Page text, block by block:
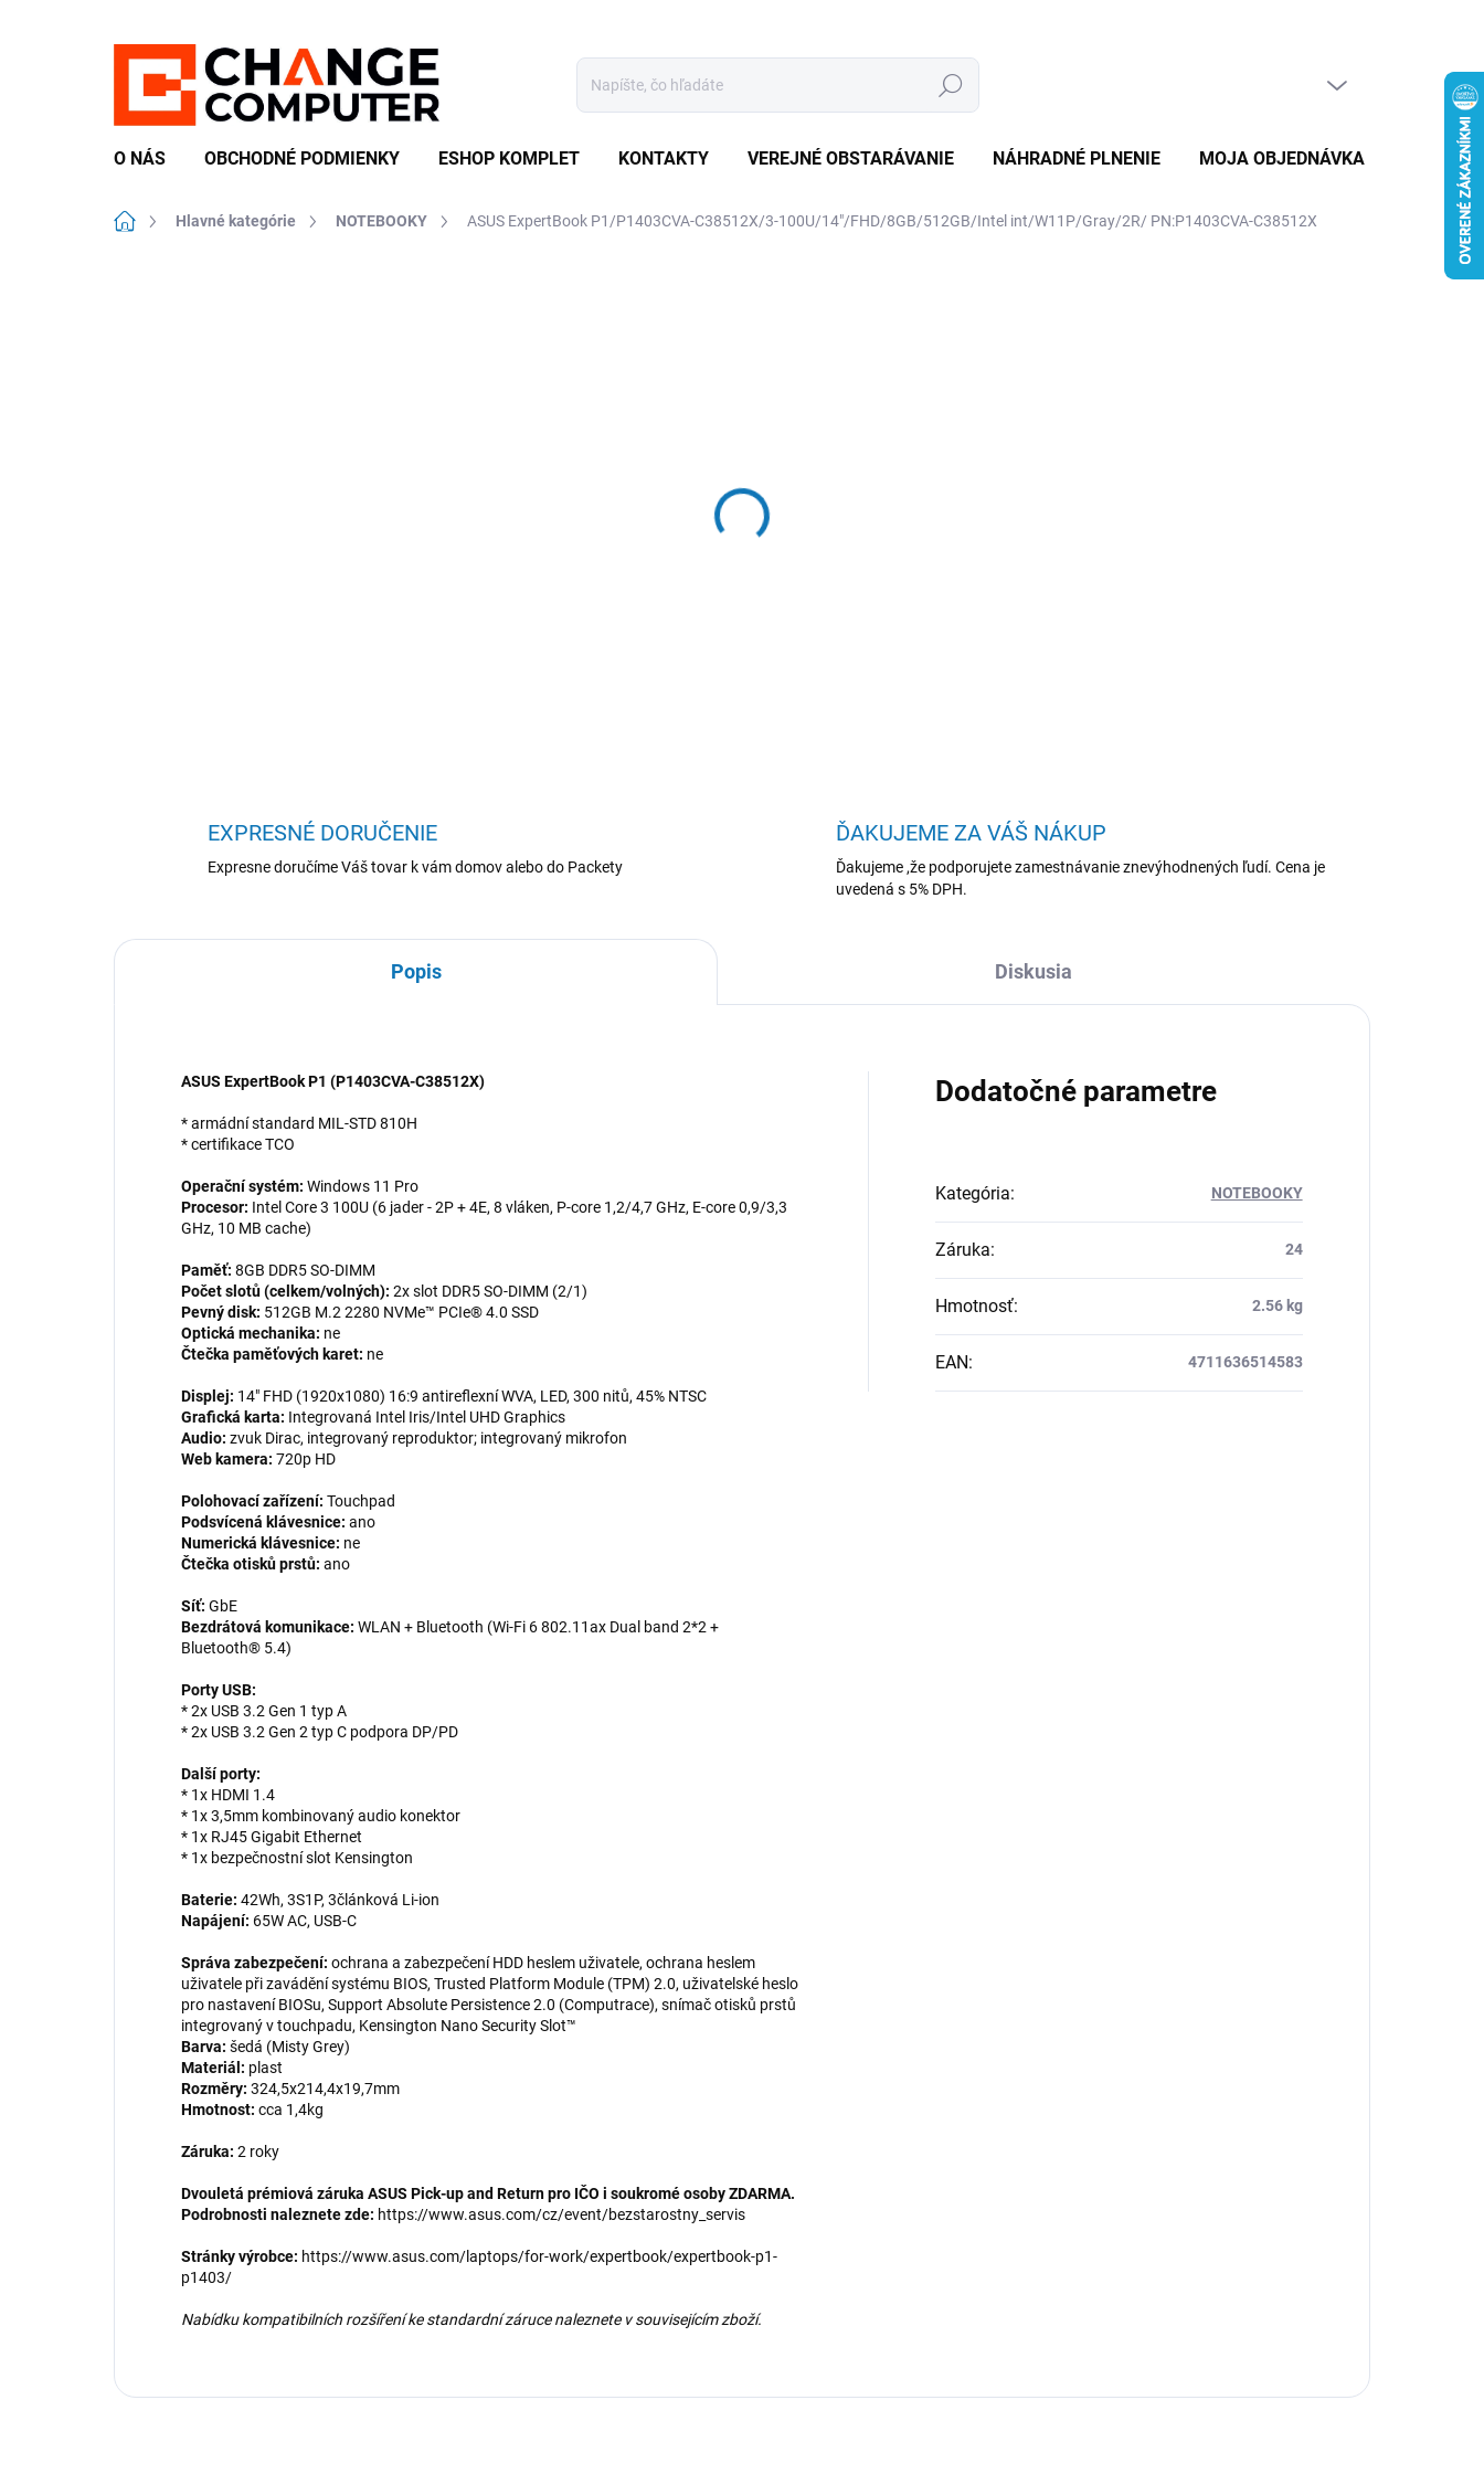
Hľadať
O NÁS OBCHODNÉ PODMIENKY ESHOP KOMPLET KONTAKTY VEREJNÉ OBSTARÁVANIE NÁHRADNÉ PLNENIE MOJA OBJEDNÁVKA ZNAČKY
DomovHlavné kategórie NOTEBOOKY ASUS ExpertBook P1/P1403CVA-C38512X/3-100U/14"/FHD/8GB/512GB/Intel int/W11P/Gray/2R/ PN:P1403CVA-C38512X
EXPRESNÉ DORUČENIE
Expresne doručíme Váš tovar k vám domov alebo do Packety
ĎAKUJEME ZA VÁŠ NÁKUP
Ďakujeme ,že podporujete zamestnávanie znevýhodnených ľudí. Cena je
uvedená s 5% DPH.
Popis Diskusia
ASUS ExpertBook P1 (P1403CVA-C38512X)
* armádní standard MIL-STD 810H
* certifikace TCO
Operační systém: Windows 11 Pro
Procesor: Intel Core 3 100U (6 jader - 2P + 4E, 8 vláken, P-core 1,2/4,7 GHz, E-core 0,9/3,3
GHz, 10 MB cache)
Paměť: 8GB DDR5 SO-DIMM
Počet slotů (celkem/volných): 2x slot DDR5 SO-DIMM (2/1)
Pevný disk: 512GB M.2 2280 NVMe™ PCIe® 4.0 SSD
Optická mechanika: ne
Čtečka paměťových karet: ne
Displej: 14" FHD (1920x1080) 16:9 antireflexní WVA, LED, 300 nitů, 45% NTSC
Grafická karta: Integrovaná Intel Iris/Intel UHD Graphics
Audio: zvuk Dirac, integrovaný reproduktor; integrovaný mikrofon
Web kamera: 720p HD
Polohovací zařízení: Touchpad
Podsvícená klávesnice: ano
Numerická klávesnice: ne
Čtečka otisků prstů: ano
Síť: GbE
Bezdrátová komunikace: WLAN + Bluetooth (Wi-Fi 6 802.11ax Dual band 2*2 +
Bluetooth® 5.4)
Porty USB:
* 2x USB 3.2 Gen 1 typ A
* 2x USB 3.2 Gen 2 typ C podpora DP/PD
Další porty:
* 1x HDMI 1.4
* 1x 3,5mm kombinovaný audio konektor
* 1x RJ45 Gigabit Ethernet
* 1x bezpečnostní slot Kensington
Baterie: 42Wh, 3S1P, 3článková Li-ion
Napájení: 65W AC, USB-C
Správa zabezpečení: ochrana a zabezpečení HDD heslem uživatele, ochrana heslem
uživatele při zavádění systému BIOS, Trusted Platform Module (TPM) 2.0, uživatelské heslo
pro nastavení BIOSu, Support Absolute Persistence 2.0 (Computrace), snímač otisků prstů
integrovaný v touchpadu, Kensington Nano Security Slot™
Barva: šedá (Misty Grey)
Materiál: plast
Rozměry: 324,5x214,4x19,7mm
Hmotnost: cca 1,4kg
Záruka: 2 roky
Dvouletá prémiová záruka ASUS Pick-up and Return pro IČO i soukromé osoby ZDARMA.
Podrobnosti naleznete zde: https://www.asus.com/cz/event/bezstarostny_servis
Stránky výrobce: https://www.asus.com/laptops/for-work/expertbook/expertbook-p1-
p1403/
Nabídku kompatibilních rozšíření ke standardní záruce naleznete v souvisejícím zboží.
Dodatočné parametre
Kategória: NOTEBOOKY
Záruka: 24
Hmotnosť: 2.56 kg
EAN: 4711636514583